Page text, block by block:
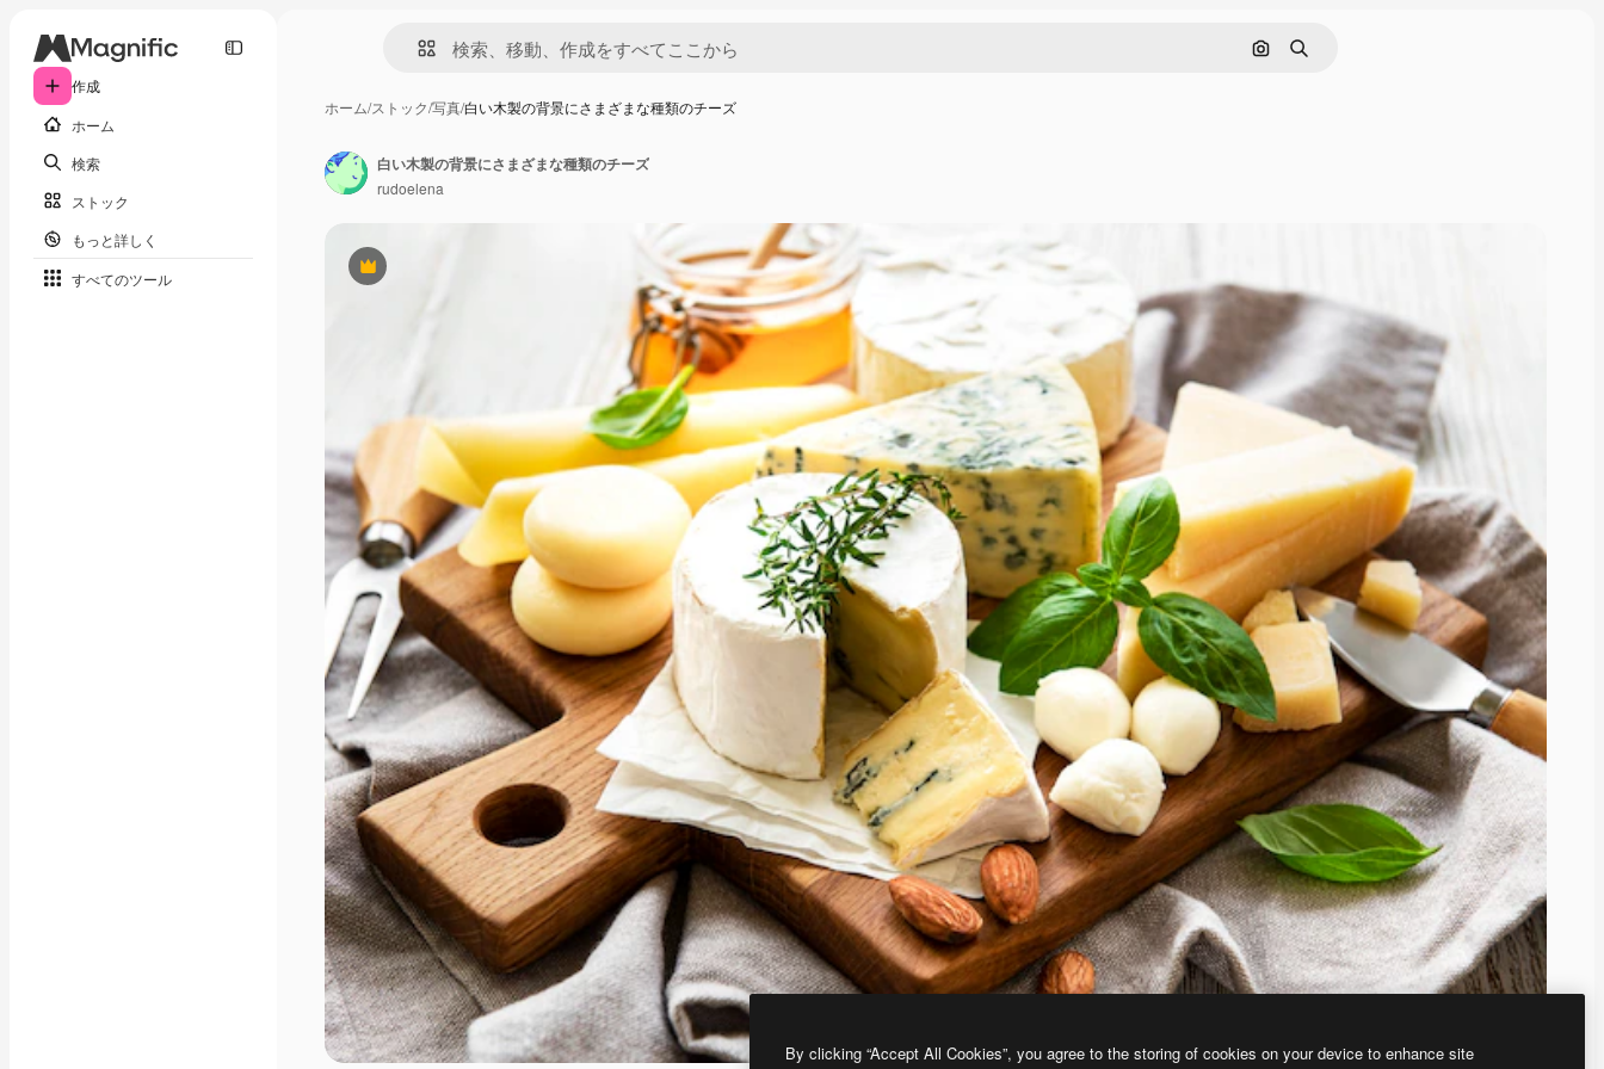
作成
ホーム
検索
ストック
もっと詳しく
すべてのツール
画像で検索
検索
ホーム/ストック/写真/白い木製の背景にさまざまな種類のチーズ
Premium
白い木製の背景にさまざまな種類のチーズ
rudoelena
By clicking “Accept All Cookies”, you agree to the storing of cookies on your device to enhance site